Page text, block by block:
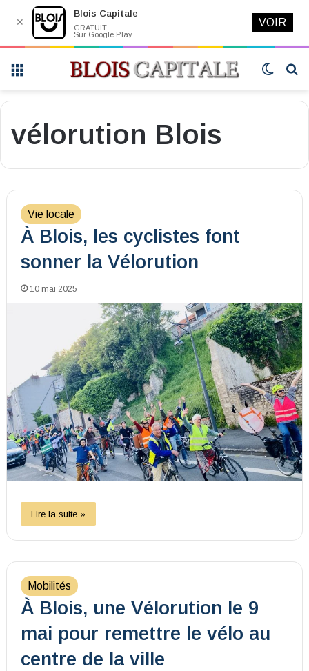
Switch
vélorution Blois
Vie locale
À Blois, les cyclistes font
sonner la Vélorution
10 mai 2025
Lire la suite »
Mobilités
À Blois, une Vélorution le 9
mai pour remettre le vélo au
centre de la ville
✕
Blois Capitale
GRATUIT
Sur Google Play
VOIR